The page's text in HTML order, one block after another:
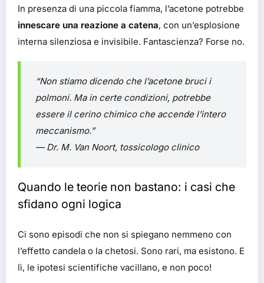
In presenza di una piccola fiamma, l’acetone potrebbe
innescare una reazione a catena, con un’esplosione
interna silenziosa e invisibile. Fantascienza? Forse no.
“Non stiamo dicendo che l’acetone bruci i
polmoni. Ma in certe condizioni, potrebbe
essere il cerino chimico che accende l’intero
meccanismo.”
— Dr. M. Van Noort, tossicologo clinico
Quando le teorie non bastano: i casi che
sfidano ogni logica
Ci sono episodi che non si spiegano nemmeno con
l’effetto candela o la chetosi. Sono rari, ma esistono. E
lì, le ipotesi scientifiche vacillano, e non poco!